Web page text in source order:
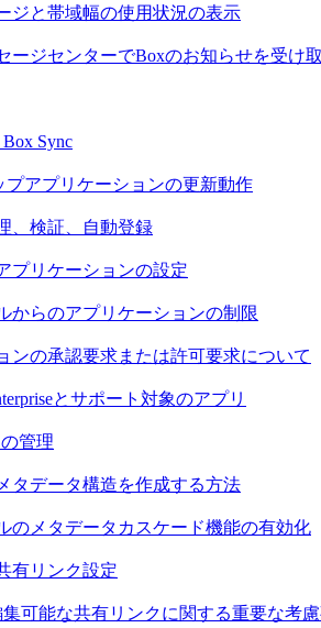
ジと帯域幅の使用状況の表示
ージセンターでBoxのお知らせを受け
Sync
プアプリケーションの更新動作
、検証、自動登録
プリケーションの設定
からのアプリケーションの制限
ンの承認要求または許可要求について
とサポート対象のアプリ
管理
タデータ構造を作成する方法
のメタデータカスケード機能の有効化
有リンク設定
可能な共有リンクに関する重要な考